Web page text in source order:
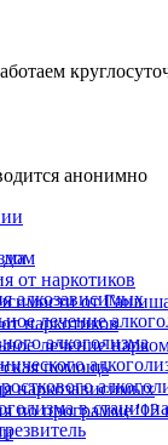
анонимно
дом
от наркотиков
от
наркотиков
лечение
помощь
наркозависимых
по программе '12
алкозависимых
лечение
алкоголизма
в